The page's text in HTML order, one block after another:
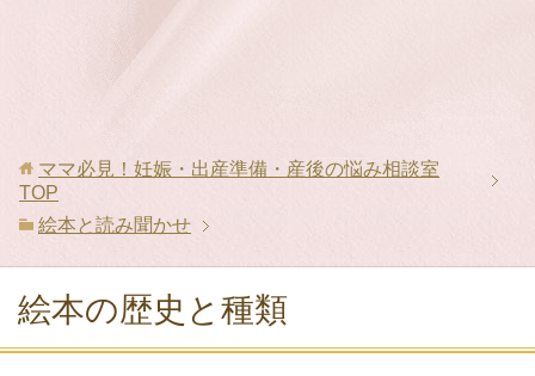
ママ必見！妊娠・出産準備・産後の悩み相談室
TOP
絵本と読み聞かせ
絵本の歴史と種類